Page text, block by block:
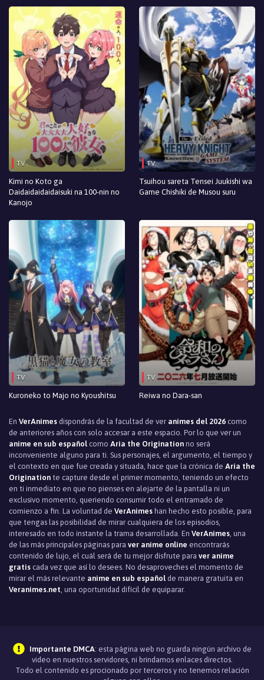
Episodio 5
Episodio 4
Episodio 3
Episodio 2
Episodio 1
TV
Kimi no Koto ga
Daidaidaidaidaisuki na 100-nin no
Kanojo
TV
Tsuihou sareta Tensei Juukishi wa
Game Chishiki de Musou suru
TV
Kuroneko to Majo no Kyoushitsu
TV
Reiwa no Dara-san
En VerAnimes dispondrás de la facultad de ver animes del 2026 como
de anteriores años con solo accesar a este espacio. Por lo que ver un
anime en sub español como Aria the Origination no será
inconveniente alguno para ti. Sus personajes, el argumento, el tiempo y
el contexto en que fue creada y situada, hace que la crónica de Aria the
Origination te capture desde el primer momento, teniendo un efecto
en ti inmediato en que no pienses en alejarte de la pantalla ni un
exclusivo momento, queriendo consumir todo el entramado de
comienzo a fin. La voluntad de VerAnimes han hecho esto posible, para
que tengas las posibilidad de mirar cualquiera de los episodios,
interesado en todo instante la trama desarrollada. En VerAnimes , una
de las más principales páginas para ver anime online encontrarás
contenido de lujo, el cuál será de tu mejor disfrute para ver anime
gratis cada vez que así lo desees. No desaproveches el momento de
mirar el más relevante anime en sub español de manera gratuita en
Veranimes.net , una oportunidad difícil de equiparar.
Importante DMCA: esta página web no guarda ningún archivo de
video en nuestros servidores, ni brindamos enlaces directos.
Todo el contenido es procionado por terceros y no tenemos relación